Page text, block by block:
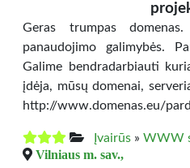
Geras trumpas
panaudojimo galimybės.
Galime bendradarbiauti
įdėja, mūsų domenai,
http://www.domenas.eu/
Įvairūs » WWW
Vilniaus m. sav.,